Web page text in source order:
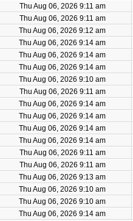
Thu Aug 06, 2026 9:11 am
Thu Aug 06, 2026 9:11 am
Thu Aug 06, 2026 9:12 am
Thu Aug 06, 2026 9:14 am
Thu Aug 06, 2026 9:14 am
Thu Aug 06, 2026 9:14 am
Thu Aug 06, 2026 9:10 am
Thu Aug 06, 2026 9:11 am
Thu Aug 06, 2026 9:14 am
Thu Aug 06, 2026 9:14 am
Thu Aug 06, 2026 9:14 am
Thu Aug 06, 2026 9:14 am
Thu Aug 06, 2026 9:11 am
Thu Aug 06, 2026 9:11 am
Thu Aug 06, 2026 9:13 am
Thu Aug 06, 2026 9:10 am
Thu Aug 06, 2026 9:10 am
Thu Aug 06, 2026 9:14 am